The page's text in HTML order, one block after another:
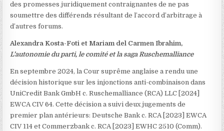
des promesses juridiquement contraignantes de ne pas
soumettre des différends résultant de l’accord d’arbitrage à
d’autres forums.
Alexandra Kosta-Foti et Mariam del Carmen Ibrahim,
L’autonomie du parti, le comité et la saga Ruschemalliance
En septembre 2024, la Cour suprême anglaise a rendu une
décision historique sur les injonctions anti-combinaison dans
UniCredit Bank GmbH c. Ruschemalliance (RCA) LLC [2024]
EWCA CIV 64. Cette décision a suivi deux jugements de
premier plan antérieurs: Deutsche Bank c. RCA [2023] EWCA
CIV 114 et Commerzbank c. RCA [2023] EWHC 2510 (Comm).